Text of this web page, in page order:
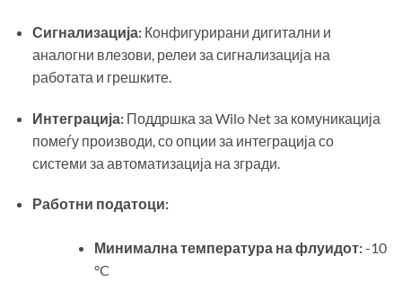
Сигнализација:Конфигурирани дигитални и
аналогни влезови, релеи за сигнализација на
работата и грешките.
Интеграција:Поддршка за Wilo Net за комуникација
помеѓу производи, со опции за интеграција со
системи за автоматизација на згради.
Работни податоци:
Минимална температура на флуидот:-10
°C